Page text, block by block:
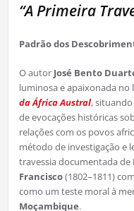
“A Primeira
Padrão dos
O autor José Bento
luminosa e apaixonada
da África Austral,
de evocações históricas
relações com os povos
método de investigação e
travessia documentada de
Francisco(1802–1811)
como um teste moral à
Moçambique.